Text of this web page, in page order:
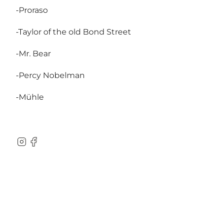
-Proraso
-Taylor of the old Bond Street
-Mr. Bear
-Percy Nobelman
-Mühle
Instagram
Facebook